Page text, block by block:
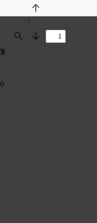
Find
Previous
Next
Presentation